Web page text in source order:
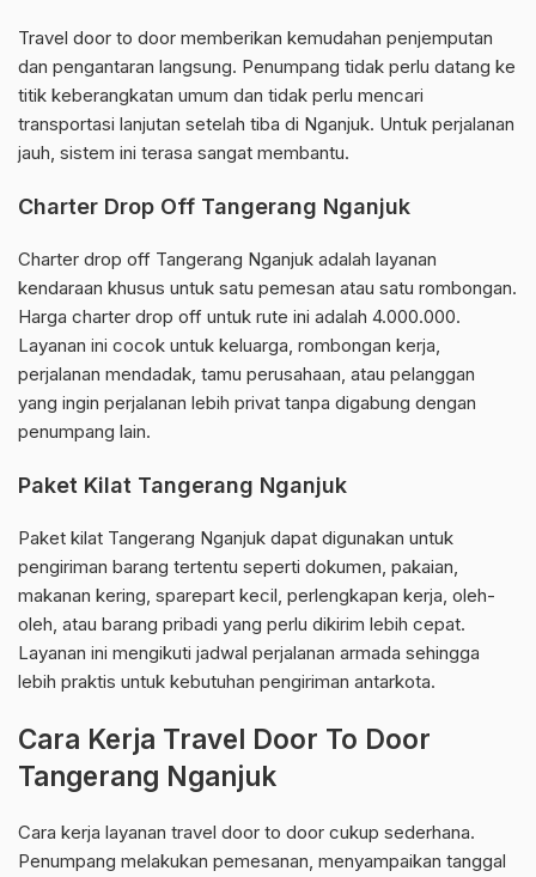
Travel door to door memberikan kemudahan penjemputan
dan pengantaran langsung. Penumpang tidak perlu datang ke
titik keberangkatan umum dan tidak perlu mencari
transportasi lanjutan setelah tiba di Nganjuk. Untuk perjalanan
jauh, sistem ini terasa sangat membantu.
Charter Drop Off Tangerang Nganjuk
Charter drop off Tangerang Nganjuk adalah layanan
kendaraan khusus untuk satu pemesan atau satu rombongan.
Harga charter drop off untuk rute ini adalah 4.000.000.
Layanan ini cocok untuk keluarga, rombongan kerja,
perjalanan mendadak, tamu perusahaan, atau pelanggan
yang ingin perjalanan lebih privat tanpa digabung dengan
penumpang lain.
Paket Kilat Tangerang Nganjuk
Paket kilat Tangerang Nganjuk dapat digunakan untuk
pengiriman barang tertentu seperti dokumen, pakaian,
makanan kering, sparepart kecil, perlengkapan kerja, oleh-
oleh, atau barang pribadi yang perlu dikirim lebih cepat.
Layanan ini mengikuti jadwal perjalanan armada sehingga
lebih praktis untuk kebutuhan pengiriman antarkota.
Cara Kerja Travel Door To Door
Tangerang Nganjuk
Cara kerja layanan travel door to door cukup sederhana.
Penumpang melakukan pemesanan, menyampaikan tanggal